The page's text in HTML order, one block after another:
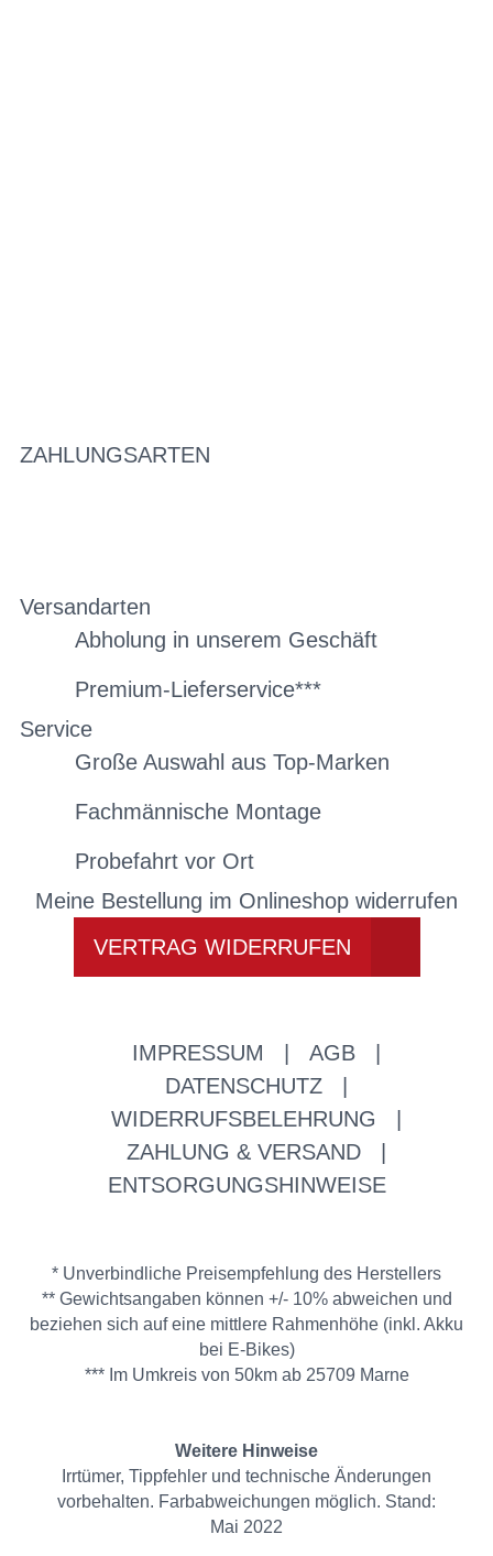
ZAHLUNGSARTEN
Versandarten
Abholung in unserem Geschäft
Premium-Lieferservice***
Service
Große Auswahl aus Top-Marken
Fachmännische Montage
Probefahrt vor Ort
Meine Bestellung im Onlineshop widerrufen
VERTRAG WIDERRUFEN
IMPRESSUM AGB
DATENSCHUTZ
WIDERRUFSBELEHRUNG
ZAHLUNG & VERSAND
ENTSORGUNGSHINWEISE
* Unverbindliche Preisempfehlung des Herstellers
** Gewichtsangaben können +/- 10% abweichen und
beziehen sich auf eine mittlere Rahmenhöhe (inkl. Akku
bei E-Bikes)
*** Im Umkreis von 50km ab 25709 Marne
Weitere Hinweise
Irrtümer, Tippfehler und technische Änderungen
vorbehalten. Farbabweichungen möglich. Stand:
Mai 2022